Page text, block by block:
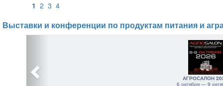
1 2 3 4
Выставки и конференции по продуктам питания и
АГРОСАЛОН
6 октября — 9